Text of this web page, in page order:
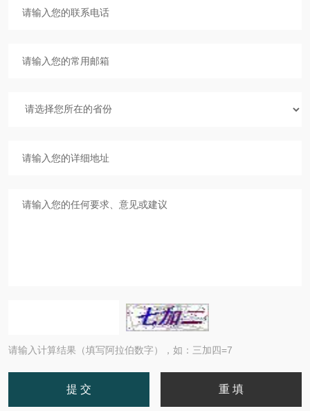
请输入计算结果（填写阿拉伯数字），如：三加四=7